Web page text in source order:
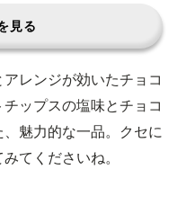
見る
レンジが効いたチョコ
ップスの塩味とチョコ
魅力的な一品。クセに
てくださいね。